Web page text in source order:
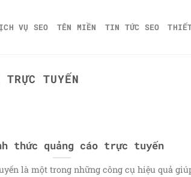
VỤ SEO TÊN MIỀN TIN TỨC SEO
TRỰC TUYẾN
thức quảng cáo trực tuyến
là một trong những công cụ hiệu quả